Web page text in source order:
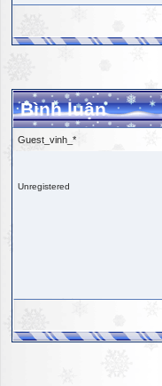
Bình luận
Guest_vinh_*
Unregistered